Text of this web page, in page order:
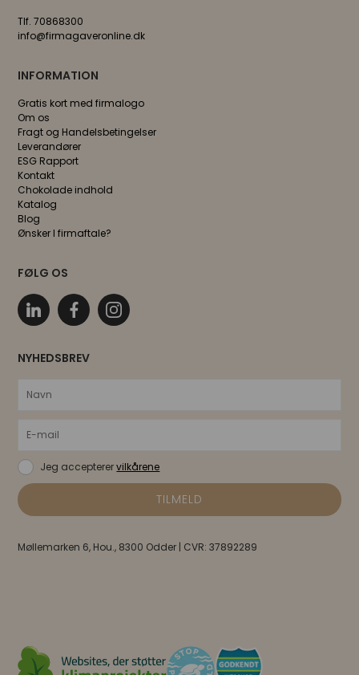
Tlf. 70868300
info@firmagaveronline.dk
INFORMATION
Gratis kort med firmalogo
Om os
Fragt og Handelsbetingelser
Leverandører
ESG Rapport
Kontakt
Chokolade indhold
Katalog
Blog
Ønsker I firmaftale?
FØLG OS
NYHEDSBREV
Jeg accepterervilkårene
Møllemarken 6, Hou., 8300 Odder | CVR: 37892289